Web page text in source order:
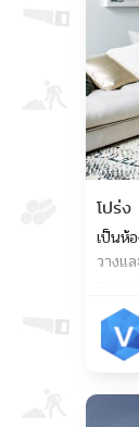
โปร่ง
เป็นห้
วางแ
ควา
บ้าน
ใช้สี
ห้องนี้